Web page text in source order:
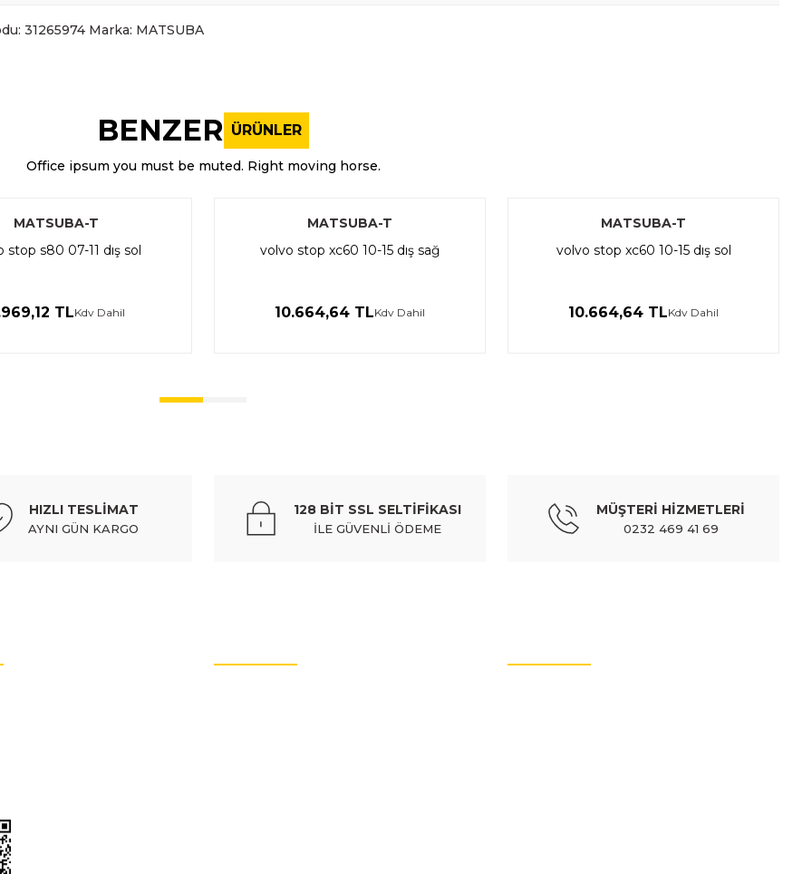
31265974 Marka: MATSUBA
Yorum Yaz
BENZER ÜRÜNLER
Office ipsum you must be muted. Right moving horse.
MATSUBA-T
stop s80 07-11 dış sol
TLKdv Dahil
MATSUBA-T
volvo stop xc60 10-15 dış sağ
10.664,64 TLKdv Dahil
MATSUBA-T
volvo stop xc60 10-15 dış sol
10.664,64 TLKdv Dahil
HIZLI TESLİMAT
AYNI GÜN KARGO
128 BİT SSL SELTİFİKASI
İLE GÜVENLİ ÖDEME
MÜŞTERİ HİZMETLERİ
0232 469 41 69